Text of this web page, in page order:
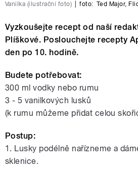
Vanilka (ilustrační foto) foto: Ted Major,
Vyzkoušejte recept od naší
Plíškové. Poslouchejte recepty
den po 10. hodině.
Budete potřebovat:
300 ml vodky nebo rumu
3 - 5 vanilkových lusků
(k rumu můžeme přidat celou
Postup:
1. Lusky podélně nařízneme a
sklenice.